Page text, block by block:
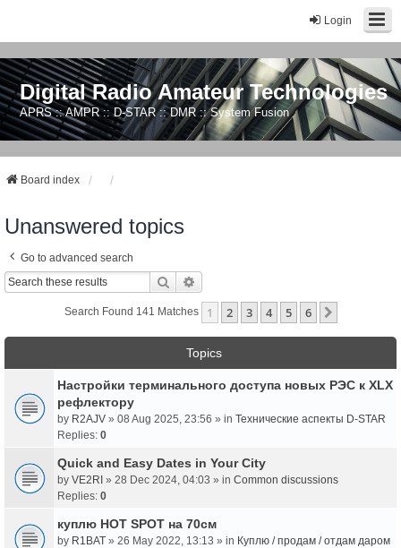
Login
Digital Radio Amateur Technologies
APRS :: AMPR :: D-STAR :: DMR :: System Fusion
Board index
Unanswered topics
Go to advanced search
Search
Search Found 141 Matches 1 2 3 4 5 6
Topics
Настройки терминального доступа новых РЭС к XLX
рефлектору
by R2AJV » 08 Aug 2025, 23:56 » in Технические аспекты D-STAR
Replies: 0
Quick and Easy Dates in Your City
by VE2RI » 28 Dec 2024, 04:03 » in Common discussions
Replies: 0
куплю HOT SPOT на 70см
by R1BAT » 26 May 2022, 13:13 » in Куплю / продам / отдам даром